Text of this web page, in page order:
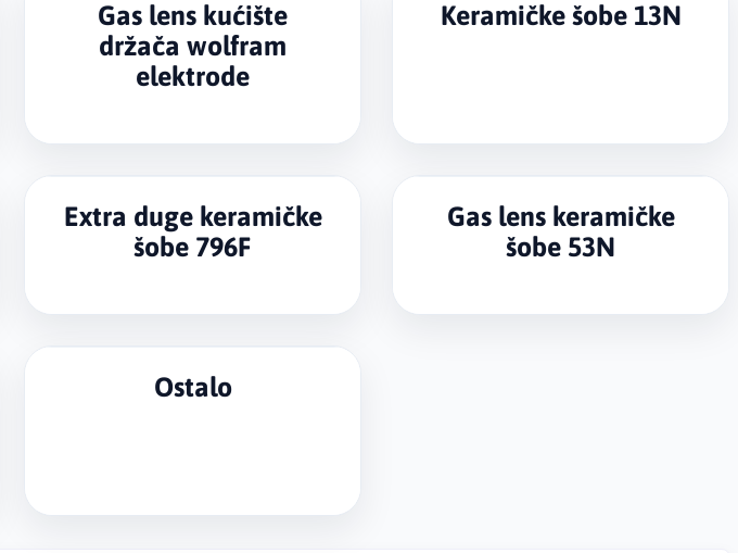
Gas lens kućište
držača wolfram
elektrode
Keramičke šobe 13N
Extra duge keramičke
šobe 796F
Gas lens keramičke
šobe 53N
Ostalo